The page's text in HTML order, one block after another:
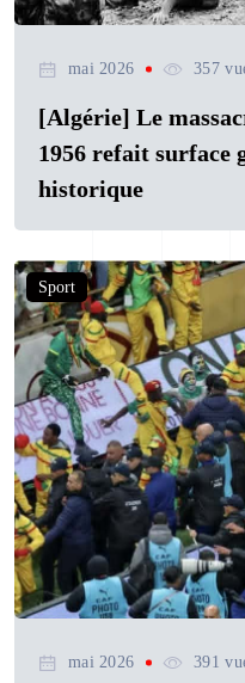
mai 2026 357
[Algérie] Le
1956 refait surface
historique
Sport
mai 2026 391